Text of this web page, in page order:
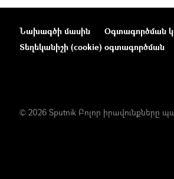
Նախագծի մասին Օգտագործման
Տեղեկանիշի (cookie) օգտագործման
© 2026 Sputnik Բոլոր իրավունքները